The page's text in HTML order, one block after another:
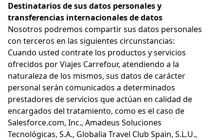
Destinatarios de sus datos personales y
transferencias internacionales de datos
Nosotros podremos compartir sus datos personales
con terceros en las siguientes circunstancias:
Cuando usted contrate los productos y servicios
ofrecidos por Viajes Carrefour, atendiendo a la
naturaleza de los mismos, sus datos de carácter
personal serán comunicados a determinados
prestadores de servicios que actúan en calidad de
encargados del tratamiento, como es el caso de
Salesforce.com, Inc., Amadeus Soluciones
Tecnológicas, S.A., Globalia Travel Club Spain, S.L.U.,